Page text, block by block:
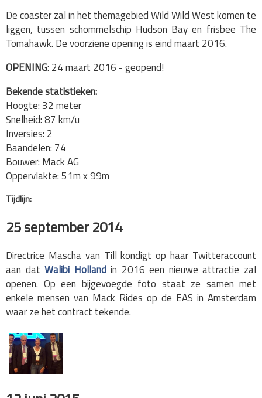
De coaster zal in het themagebied Wild Wild West komen te
liggen, tussen schommelschip Hudson Bay en frisbee The
Tomahawk. De voorziene opening is eind maart 2016.
OPENING: 24 maart 2016 - geopend!
Bekende statistieken:
Hoogte: 32 meter
Snelheid: 87 km/u
Inversies: 2
Baandelen: 74
Bouwer: Mack AG
Oppervlakte: 51m x 99m
Tijdlijn:
25 september 2014
Directrice Mascha van Till kondigt op haar Twitteraccount
aan datWalibi Hollandin 2016 een nieuwe attractie zal
openen. Op een bijgevoegde foto staat ze samen met
enkele mensen van Mack Rides op de EAS in Amsterdam
waar ze het contract tekende.